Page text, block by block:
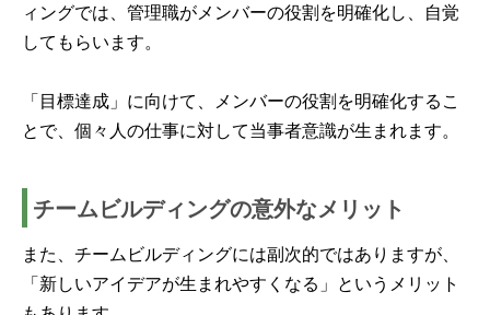
ィングでは、管理職がメンバーの役割を明確化し、自覚
してもらいます。
「目標達成」に向けて、メンバーの役割を明確化するこ
とで、個々人の仕事に対して当事者意識が生まれます。
チームビルディングの意外なメリット
また、チームビルディングには副次的ではありますが、
「新しいアイデアが生まれやすくなる」というメリット